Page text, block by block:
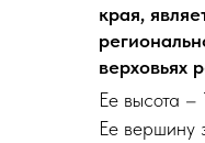
края,
верховьях
Ее высота
Ее вершину